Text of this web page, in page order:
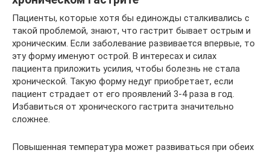
Пациенты, которые хотя бы единожды сталкивались с
такой проблемой, знают, что гастрит бывает острым и
хроническим. Если заболевание развивается впервые, то
эту форму именуют острой. В интересах и силах
пациента приложить усилия, чтобы болезнь не стала
хронической. Такую форму недуг приобретает, если
пациент страдает от его проявлений 3-4 раза в год.
Избавиться от хронического гастрита значительно
сложнее.
Повышенная температура может развиваться при обеих